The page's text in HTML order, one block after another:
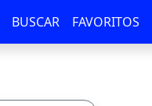
BUSCAR FAVORITOS